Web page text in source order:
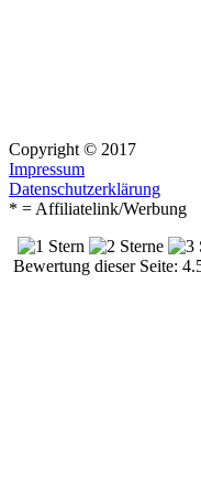
Copyright © 2017
Impressum
Datenschutzerklärung
* = Affiliatelink/Werbung
Bewertung dieser Seite: